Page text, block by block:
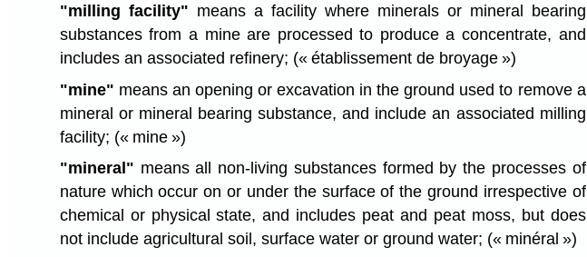
"milling facility" means a facility where minerals or mineral bearing
substances from a mine are processed to produce a concentrate, and
includes an associated refinery; (« établissement de broyage »)
"mine" means an opening or excavation in the ground used to remove a
mineral or mineral bearing substance, and include an associated milling
facility; (« mine »)
"mineral" means all non-living substances formed by the processes of
nature which occur on or under the surface of the ground irrespective of
chemical or physical state, and includes peat and peat moss, but does
not include agricultural soil, surface water or ground water; (« minéral »)